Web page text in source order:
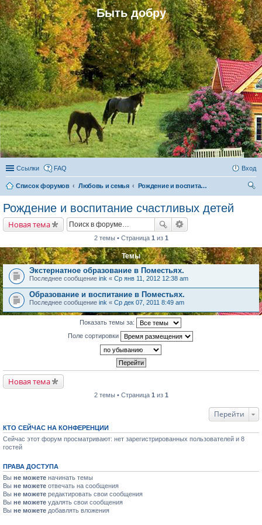
Быть добру
Ссылки FAQ Вход
Список форумов Любовь и семья
Рождение и воспитание счастливых детей
Рождение и воспитание счастливых детей
Новая тема
2 темы • Страница 1 из 1
Темы
Экстернатное образование в Поместьях.
Последнее сообщение ink « Ср янв 11, 2012 12:38 am
Образование и воспитание в Поместьях.
Последнее сообщение ink « Ср дек 07, 2011 8:49 am
Показать темы за:
Поле сортировки
Новая тема
2 темы • Страница 1 из 1
Перейти
КТО СЕЙЧАС НА КОНФЕРЕНЦИИ
Сейчас этот форум просматривают: нет зарегистрированных пользователей и 8
гостей
ПРАВА ДОСТУПА
Вы не можете начинать темы
Вы не можете отвечать на сообщения
Вы не можете редактировать свои сообщения
Вы не можете удалять свои сообщения
Вы не можете добавлять вложения